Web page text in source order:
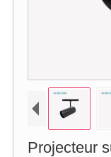
Projecteur